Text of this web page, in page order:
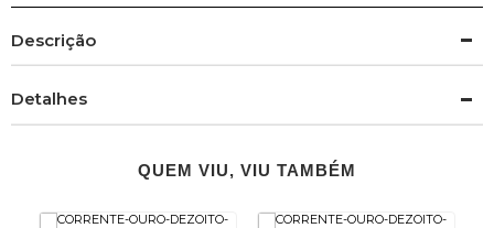
Descrição
Detalhes
QUEM VIU, VIU TAMBÉM